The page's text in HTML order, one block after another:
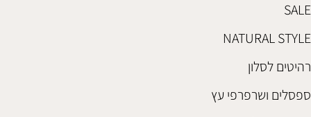
SALE
NATURAL STYLE
רהיטים לסלון
ספסלים ושרפרפי עץ